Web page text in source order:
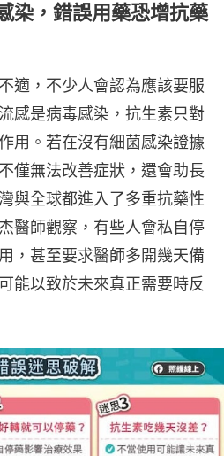
染，錯誤用藥恐增抗藥
適，不少人會認為應該要服
感是病毒感染，抗生素只對
用。若在沒有細菌感染證據
僅無法改善症狀，還會助長
與全球都進入了多重抗藥性
醫師觀察，有些人會私自停
，甚至要求醫師多開幾天備
能以致於未來真正需要時反